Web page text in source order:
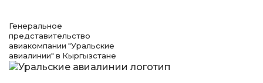
Генеральное
представительство
авиакомпании "Уральские
авиалинии" в Кыргызстане